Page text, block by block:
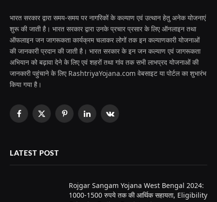
भारत सरकार द्वारा समय-समय पर नागरिकों के कल्याण एवं उत्थान हेतु अनेक योजनाएं
शुरू की जाती है। भारत सरकार द्वारा उनके प्रचार प्रसार के लिए ऑनलाइन तथा
ऑफलाइन जन जागरूकता कार्यक्रम चलाकर लोगों तक इन कल्याणकारी योजनाओं
की जानकारी प्रदान की जाती है। भारत सरकार के इन जन कल्याण एवं जागरूकता
अभियान को बढ़ावा देने के लिए एवं शहरों तथा गांव तक सभी लाभप्रद योजनाओं की
जानकारी पहुंचाने के लिए RashtriyaYojana.com वेबसाइट या पोर्टल का शुभारंभ
किया गया है।
Facebook
X
PinterestLinkedInVKontakte
LATEST POST
Rojgar Sangam Yojana West Bengal 2024:
1000-1500 रुपये तक की आर्थिक सहायता, Eligibility